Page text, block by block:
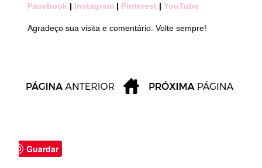
Facebook | Instagram | Pinterest | YouTube
Agradeço sua visita e comentário. Volte sempre!
Guardar